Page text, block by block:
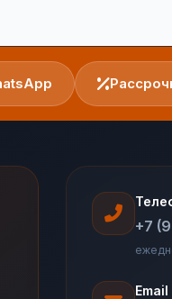
+7
Email